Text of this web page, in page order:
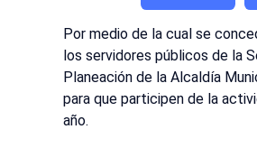
Por medio de la cual se
los servidores públicos de la
Planeación de la Alcaldía
para que participen de la
año.